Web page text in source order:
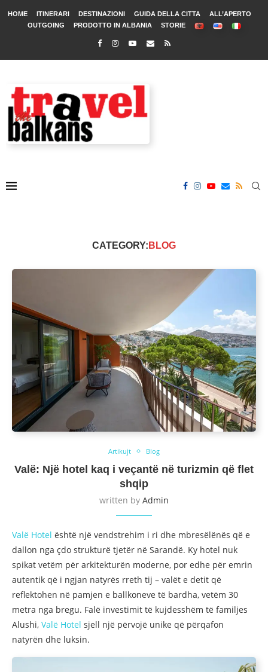
HOME ITINERARI DESTINAZIONI GUIDA DELLA CITTA
ALL’APERTO
OUTGOING
PRODOTTO IN ALBANIA STORIE
CATEGORY: BLOG
Artikujt Blog
Valë: Një hotel kaq i veçantë në turizmin që flet
shqip
written by Admin
Valë Hotel është një vendstrehim i ri dhe mbresëlënës që e
dallon nga çdo strukturë tjetër në Sarandë. Ky hotel nuk
spikat vetëm për arkitekturën moderne, por edhe për emrin
autentik që i ngjan natyrës rreth tij – valët e detit që
reflektohen në pamjen e ballkoneve të bardha, vetëm 30
metra nga bregu. Falë investimit të kujdesshëm të familjes
Alushi, Valë Hotel sjell një përvojë unike që përqafon
natyrën dhe luksin.